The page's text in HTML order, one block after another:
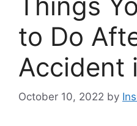
to Do
Accident
October 10, 2022 by